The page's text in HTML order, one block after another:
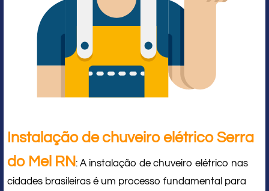
Instalação de chuveiro elétrico Serra
do Mel RN: A instalação de chuveiro elétrico nas
cidades brasileiras é um processo fundamental para